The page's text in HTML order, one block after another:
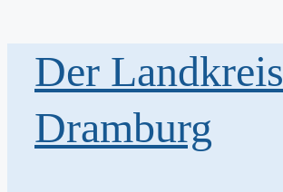
springenDer Landkreis
Dramburg